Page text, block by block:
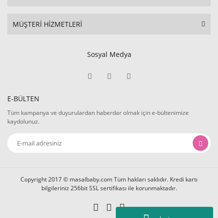
MÜŞTERİ HİZMETLERİ
Sosyal Medya
E-BÜLTEN
Tüm kampanya ve duyurulardan haberdar olmak için e-bültenimize
kaydolunuz.
Copyright 2017 © masalbaby.com Tüm hakları saklıdır. Kredi kartı
bilgileriniz 256bit SSL sertifikası ile korunmaktadır.